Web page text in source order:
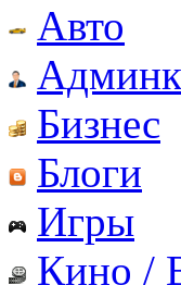
Авто
Бизнес
Блоги
Игры
Кино /